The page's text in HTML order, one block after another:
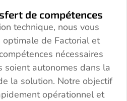
de compétences
technique, nous vous
optimale de Factorial et
nécessaires
soient autonomes dans la
la solution. Notre objectif
opérationnel et